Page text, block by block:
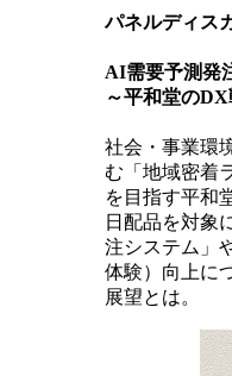
パネルディス
AI需要予測発
～平和堂のDX
社会・事業環
む「地域密着
を目指す平和
日配品を対象
注システム」
体験）向上に
展望とは。